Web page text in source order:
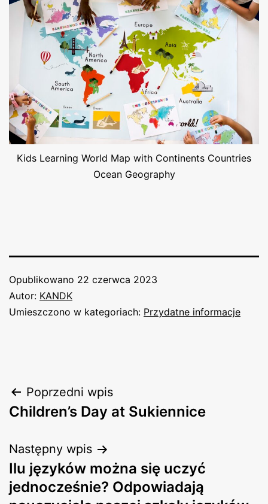
Kids Learning World Map with Continents Countries
Ocean Geography
Opublikowano 22 czerwca 2023
Autor: KANDK
Umieszczono w kategoriach: Przydatne informacje
Nawigacja
wpisu
Poprzedni wpis
Children’s Day at Sukiennice
Następny wpis
Ilu języków można się uczyć
jednocześnie? Odpowiadają